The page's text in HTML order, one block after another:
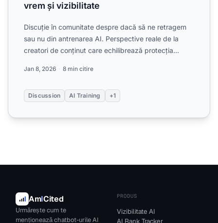
vrem și vizibilitate
Discuție în comunitate despre dacă să ne retragem
sau nu din antrenarea AI. Perspective reale de la
creatori de conținut care echilibrează protecția
Jan 8, 2026 8 min citire
Discussion AI Training +1
AmICited
Urmărește cum te
menționează chatbot-urile AI
PRODUS
Vizibilitate AI
AI Rank Tracker